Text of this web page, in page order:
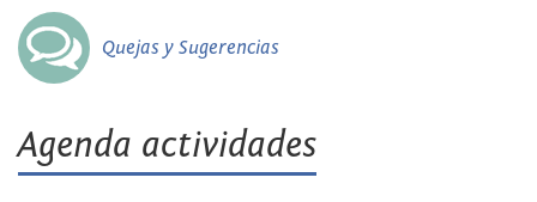
Quejas y Sugerencias
Agenda actividades